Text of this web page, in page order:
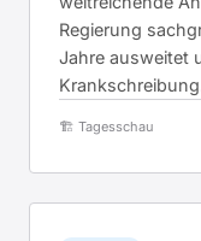
Regierung
Jahre ausweitet
🏗️ Tagesschau